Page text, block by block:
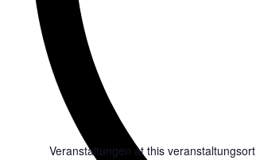
Veranstaltungen at this veranstaltungsort